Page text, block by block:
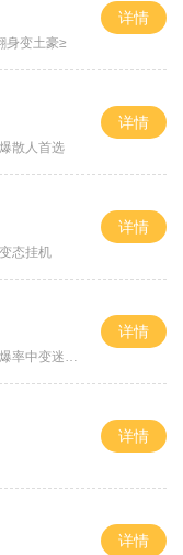
身变土豪≥
详情
散人首选
详情
态挂机
详情
变迷失单职
详情
详情
详情